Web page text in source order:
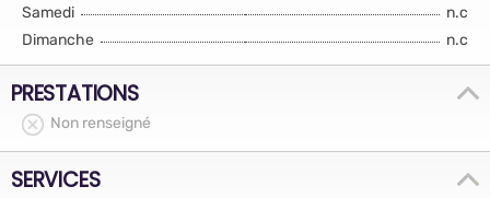
Samedi
n.c
Dimanche
n.c
PRESTATIONS
Non renseigné
SERVICES